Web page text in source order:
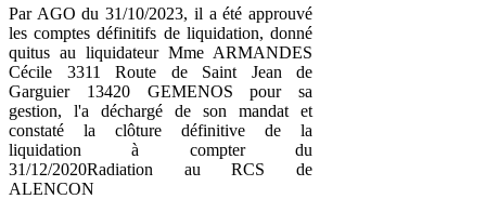
Par AGO du 31/10/2023, il a été approuvé
les comptes définitifs de liquidation, donné
quitus au liquidateur Mme ARMANDES
Cécile 3311 Route de Saint Jean de
Garguier 13420 GEMENOS pour sa
gestion, l'a déchargé de son mandat et
constaté la clôture définitive de la
liquidation à compter du
31/12/2020Radiation au RCS de
ALENCON